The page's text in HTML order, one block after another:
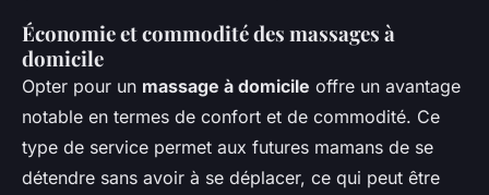
Économie et commodité des massages à
domicile
Opter pour un massage à domicile offre un avantage
notable en termes de confort et de commodité. Ce
type de service permet aux futures mamans de se
détendre sans avoir à se déplacer, ce qui peut être